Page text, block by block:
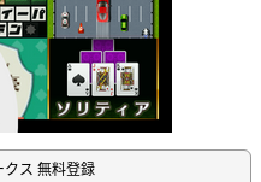
ス 無料登録